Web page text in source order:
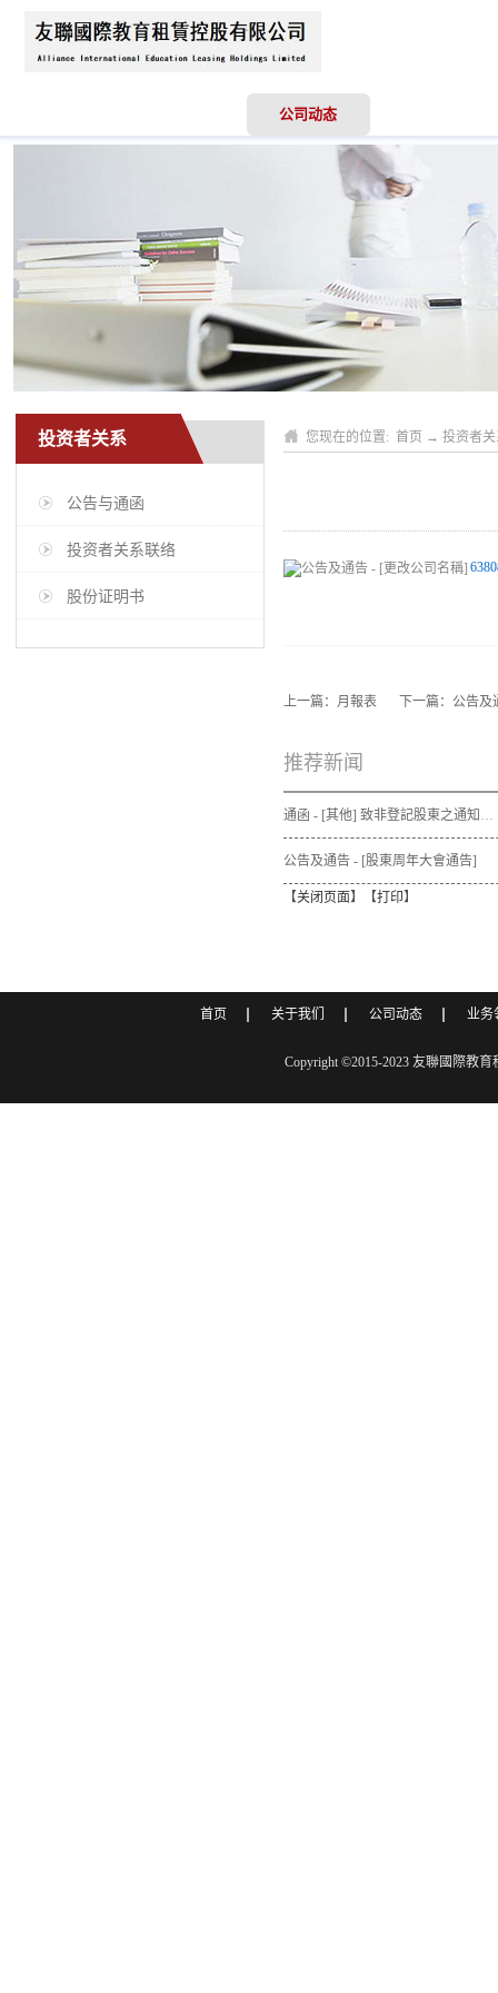
公司动态
投资者关系
公告与通函
投资者关系联络
股份证明书
您现在的位置: 首页 → 投资者
上一篇： 月報表 下一篇： 公告及
推荐新闻
通函 - [其他] 致非登記股東之通知信函及申請表格 - 通函連同股東週年大會通告及代表委任表格之發佈通知
公告及通告 - [股東周年大會通告]
【关闭页面】【打印】
首页 关于我们 公司动态 业务
Copyright ©2015-2023 友聯國際教